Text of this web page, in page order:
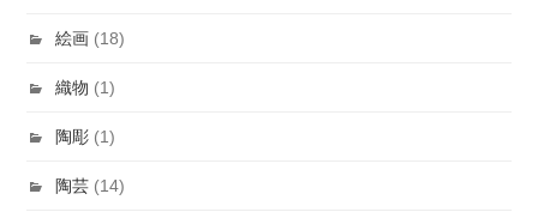
絵画 (18)
織物 (1)
陶彫 (1)
陶芸 (14)